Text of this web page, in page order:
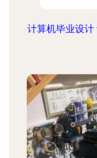
计算机毕业设